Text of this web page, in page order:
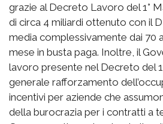
grazie al Decreto Lavoro del 1°
di circa 4 miliardi ottenuto con il
media complessivamente dai 70
mese in busta paga. Inoltre, il
lavoro presente nel Decreto del
generale rafforzamento
incentivi per aziende che
della burocrazia per i contratti a